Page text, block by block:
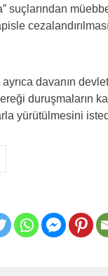
suçlarından
ayrıca davanın
duruşmaların
yürütülmesini